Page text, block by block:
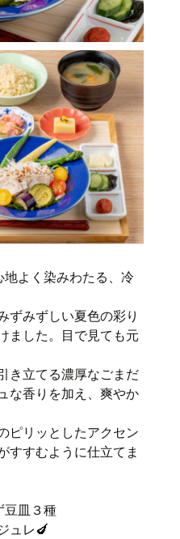
よく染みわたる、冷
ずみずしい夏色の彩り
ました。目で見ても元
き立てる濃厚なごまだ
な香りを加え、爽やか
ピリッとしたアクセン
すすむように仕立てま
豆皿３種
ュレ🍆